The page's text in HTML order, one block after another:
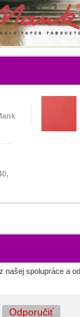
našej spolupráce a
Odporučiť